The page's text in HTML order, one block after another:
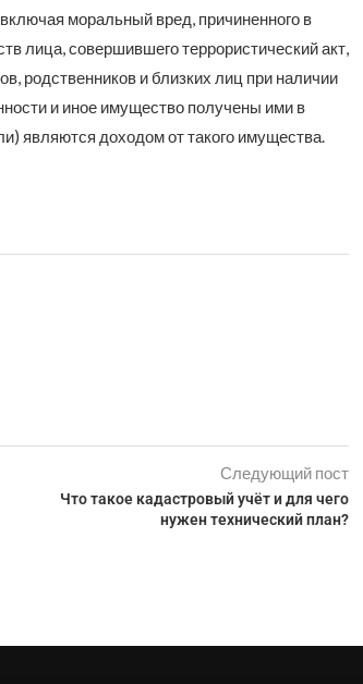
моральный вред, причиненного в
лица, совершившего террористический акт,
родственников и близких лиц при наличии
и иное имущество получены ими в
являются доходом от такого имущества.
Следующий пост
Что такое кадастровый учёт и для чего
нужен технический план?